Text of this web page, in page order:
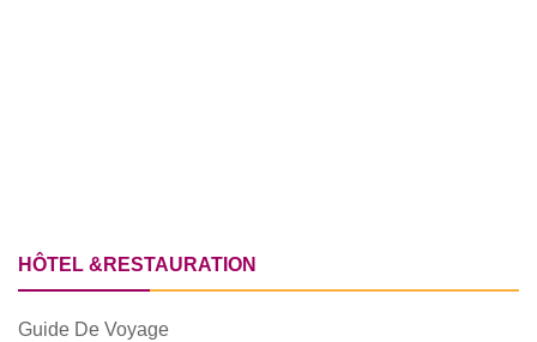
HÔTEL &RESTAURATION
Guide De Voyage